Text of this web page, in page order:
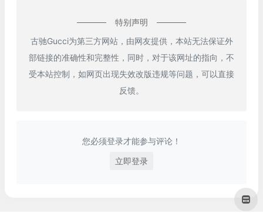
特别声明
古驰Gucci为第三方网站，由网友提供，本站无法保证外
部链接的准确性和完整性，同时，对于该网址的指向，不
受本站控制，如网页出现失效改版违规等问题，可以直接
反馈。
您必须登录才能参与评论！
立即登录